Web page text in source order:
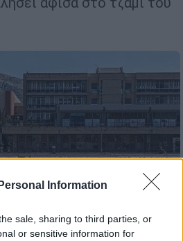
Information
sale, sharing to third parties, or
or sensitive information for